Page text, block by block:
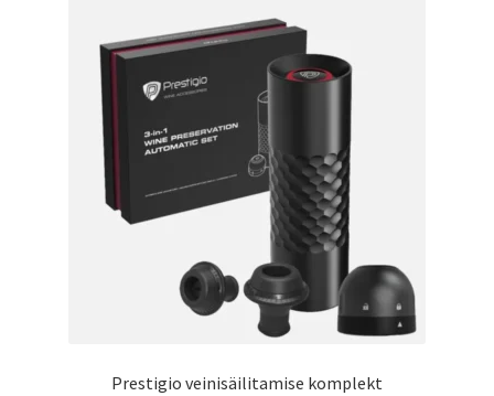
Prestigio veinisäilitamise komplekt